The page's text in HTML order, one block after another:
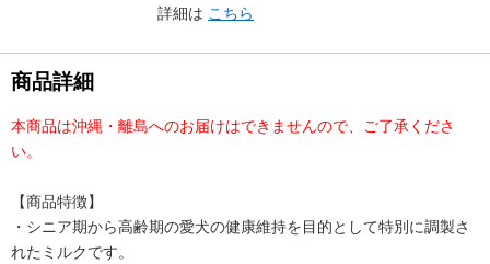
詳細は こちら
商品詳細
本商品は沖縄・離島へのお届けはできませんので、ご了承くださ
い。
【商品特徴】
・シニア期から高齢期の愛犬の健康維持を目的として特別に調製さ
れたミルクです。